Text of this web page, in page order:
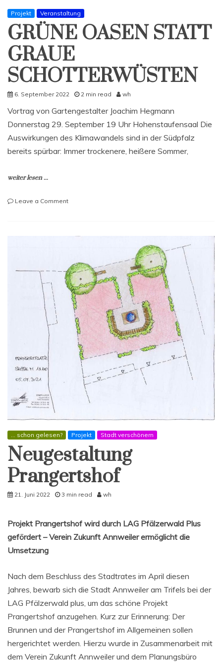
Projekt Veranstaltung
GRÜNE OASEN STATT
GRAUE
SCHOTTERWÜSTEN
6. September 2022 2 min read wh
Vortrag von Gartengestalter Joachim Hegmann
Donnerstag 29. September 19 Uhr Hohenstaufensaal Die
Auswirkungen des Klimawandels sind in der Südpfalz
bereits spürbar: Immer trockenere, heißere Sommer,
weiter lesen ...
Leave a Commenton
... schon gelesen? Projekt Stadt verschönern
Neugestaltung
Prangertshof
21. Juni 2022 3 min read wh
Projekt Prangertshof wird durch LAG Pfälzerwald Plus
gefördert – Verein Zukunft Annweiler ermöglicht die
Umsetzung
Nach dem Beschluss des Stadtrates im April diesen
Jahres, bewarb sich die Stadt Annweiler am Trifels bei der
LAG Pfälzerwald plus, um das schöne Projekt
Prangertshof anzugehen. Kurz zur Erinnerung: Der
Brunnen und der Prangertshof im Allgemeinen sollen
hergerichtet werden. Hierzu wurde in Zusammenarbeit mit
dem Verein Zukunft Annweiler und dem Planungsbüro